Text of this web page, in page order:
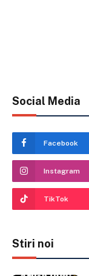
Social Media
Facebook
Instagram
TikTok
Stiri noi